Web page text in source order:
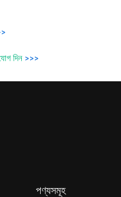
দিন >>>
পণ্যসমূহ